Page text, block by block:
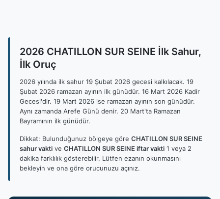
2026 CHATILLON SUR SEINE İlk Sahur,
İlk Oruç
2026 yılında ilk sahur 19 Şubat 2026 gecesi kalkılacak. 19
Şubat 2026 ramazan ayının ilk günüdür. 16 Mart 2026 Kadir
Gecesi'dir. 19 Mart 2026 ise ramazan ayının son günüdür.
Aynı zamanda Arefe Günü denir. 20 Mart'ta Ramazan
Bayramının ilk günüdür.
Dikkat: Bulunduğunuz bölgeye göre CHATILLON SUR SEINE
sahur vakti ve CHATILLON SUR SEINE iftar vakti 1 veya 2
dakika farklılık gösterebilir. Lütfen ezanın okunmasını
bekleyin ve ona göre orucunuzu açınız.